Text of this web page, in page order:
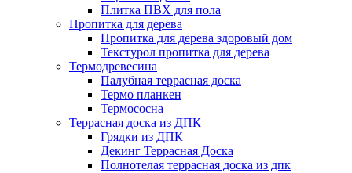
Плитка ПВХ для пола
Пропитка для дерева
Пропитка для дерева здоровый дом
Текстурол пропитка для дерева
Термодревесина
Палубная террасная доска
Термо планкен
Термососна
Террасная доска из ДПК
Грядки из ДПК
Декинг Террасная Доска
Полнотелая террасная доска из дпк